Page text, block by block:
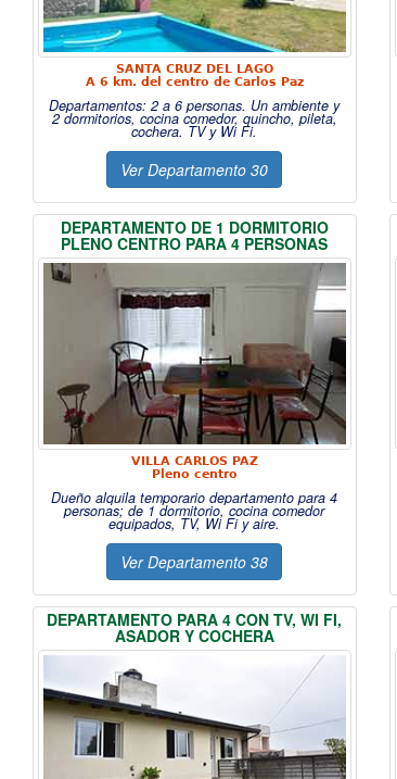
SANTA CRUZ DEL LAGO
A 6 km. del centro de Carlos Paz
Departamentos: 2 a 6 personas. Un ambiente y
2 dormitorios, cocina comedor, quincho, pileta,
cochera. TV y Wi Fi.
Ver Departamento 30
DEPARTAMENTO DE 1 DORMITORIO
PLENO CENTRO PARA 4 PERSONAS
VILLA CARLOS PAZ
Pleno centro
Dueño alquila temporario departamento para 4
personas; de 1 dormitorio, cocina comedor
equipados, TV, Wi Fi y aire.
Ver Departamento 38
DEPARTAMENTO PARA 4 CON TV, WI FI,
ASADOR Y COCHERA